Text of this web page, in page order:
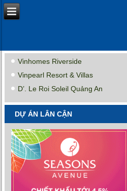
Vinhomes Riverside
Vinpearl Resort & Villas
D’. Le Roi Soleil Quảng An
DỰ ÁN LÂN CẬN